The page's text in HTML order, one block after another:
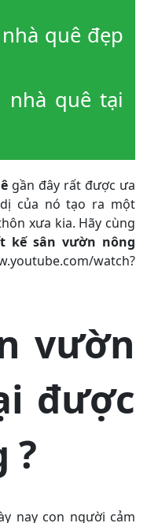
quê đẹp
nhà quê tại
gần đây rất được ưa
của nó tạo ra một
xưa kia. Hãy cùng
kế sân vườn nông
watch?
vườn
được
?
nay con người cảm